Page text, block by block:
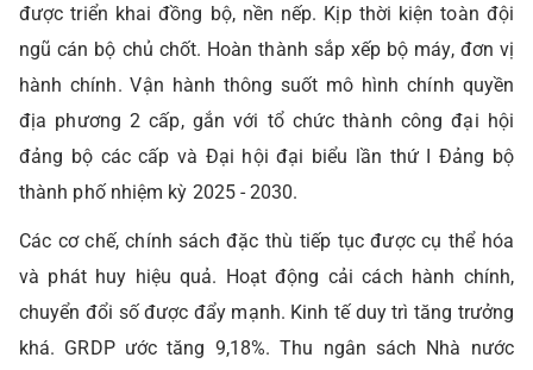
được triển khai đồng bộ, nền nếp. Kịp thời kiện toàn đội
ngũ cán bộ chủ chốt. Hoàn thành sắp xếp bộ máy, đơn vị
hành chính. Vận hành thông suốt mô hình chính quyền
địa phương 2 cấp, gắn với tổ chức thành công đại hội
đảng bộ các cấp và Đại hội đại biểu lần thứ I Đảng bộ
thành phố nhiệm kỳ 2025 - 2030.
Các cơ chế, chính sách đặc thù tiếp tục được cụ thể hóa
và phát huy hiệu quả. Hoạt động cải cách hành chính,
chuyển đổi số được đẩy mạnh. Kinh tế duy trì tăng trưởng
khá. GRDP ước tăng 9,18%. Thu ngân sách Nhà nước